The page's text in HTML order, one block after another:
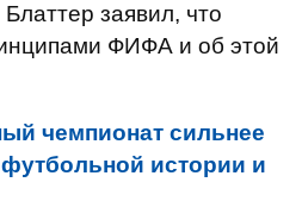
заявил, что
ФИФА и об этой
чемпионат сильнее
истории и